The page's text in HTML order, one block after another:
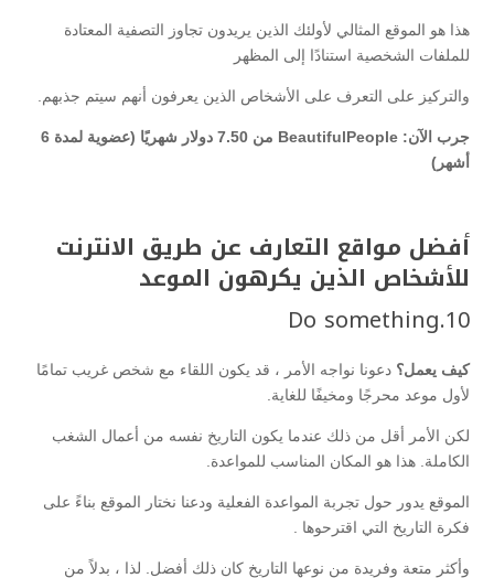
هذا هو الموقع المثالي لأولئك الذين يريدون تجاوز التصفية المعتادة
للملفات الشخصية استنادًا إلى المظهر
والتركيز على التعرف على الأشخاص الذين يعرفون أنهم سيتم جذبهم.
جرب الآن: BeautifulPeople من 7.50 دولار شهريًا (عضوية لمدة 6
أشهر)
أفضل مواقع التعارف عن طريق الانترنت
للأشخاص الذين يكرهون الموعد
10.
Do something
كيف يعمل؟ دعونا نواجه الأمر ، قد يكون اللقاء مع شخص غريب تمامًا
لأول موعد محرجًا ومخيفًا للغاية.
لكن الأمر أقل من ذلك عندما يكون التاريخ نفسه من أعمال الشغب
الكاملة. هذا هو المكان المناسب للمواعدة.
الموقع يدور حول تجربة المواعدة الفعلية ودعنا نختار الموقع بناءً على
فكرة التاريخ التي اقترحوها
وأكثر متعة وفريدة من نوعها التاريخ كان ذلك أفضل. لذا ، بدلاً من